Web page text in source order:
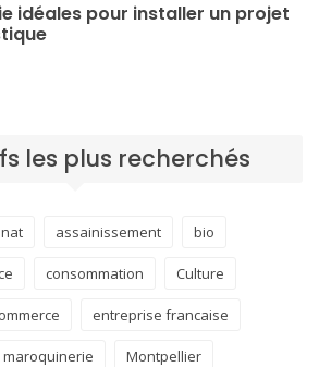
idéales pour installer un projet
les plus recherchés
assainissement bio
consommation Culture
entreprise francaise
maroquinerie Montpellier